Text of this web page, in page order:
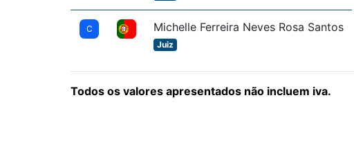
C Michelle Ferreira Neves Rosa Santos
Juiz
Todos os valores apresentados não incluem iva.